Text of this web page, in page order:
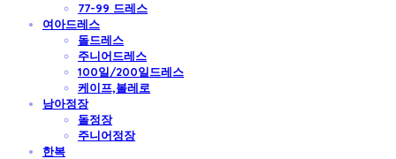
77-99 드레스
여아드레스
돌드레스
주니어드레스
100일/200일드레스
케이프,볼레로
남아정장
돌정장
주니어정장
한복